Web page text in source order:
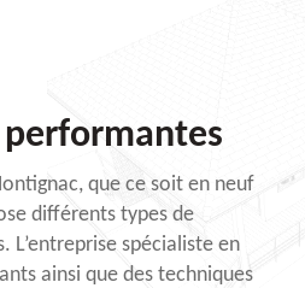
performantes
que ce soit en neuf
différents types de
L’entreprise spécialiste en
ainsi que des techniques